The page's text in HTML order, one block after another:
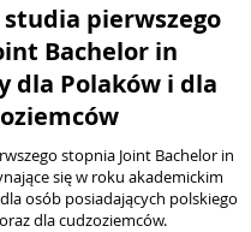
studia pierwszego
Bachelor in
dla Polaków i dla
stopnia Joint Bachelor in
się w roku akademickim
osób posiadających polskiego
dla cudzoziemców.